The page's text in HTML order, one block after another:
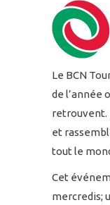
Le BCN
de l’année
retrouvent.
et
tout le
Cet
mercredis;